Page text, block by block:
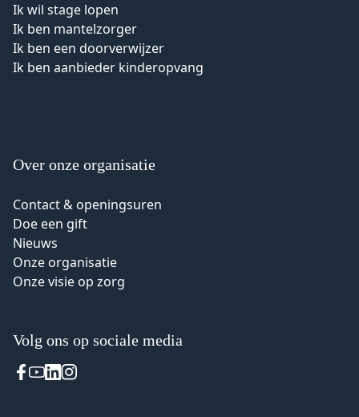
Ik wil stage lopen
Ik ben mantelzorger
Ik ben een doorverwijzer
Ik ben aanbieder kinderopvang
Over onze organisatie
Contact & openingsuren
Doe een gift
Nieuws
Onze organisatie
Onze visie op zorg
Volg ons op sociale media